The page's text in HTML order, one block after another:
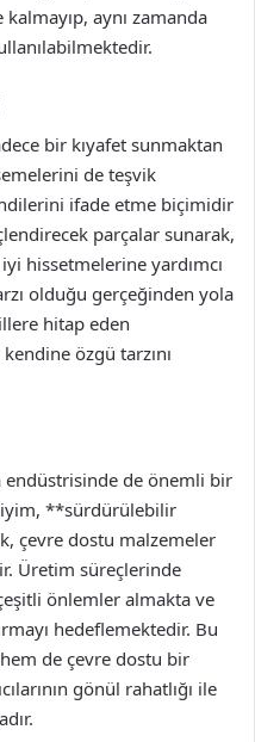
aynı zamanda
bir kıyafet sunmaktan
de teşvik
ifade etme biçimidir
parçalar sunarak,
hissetmelerine yardımcı
olduğu gerçeğinden yola
hitap eden
özgü tarzını
de önemli bir
**sürdürülebilir
çevre dostu malzemeler
Üretim süreçlerinde
önlemler almakta ve
hedeflemektedir. Bu
de çevre dostu bir
gönül rahatlığı ile